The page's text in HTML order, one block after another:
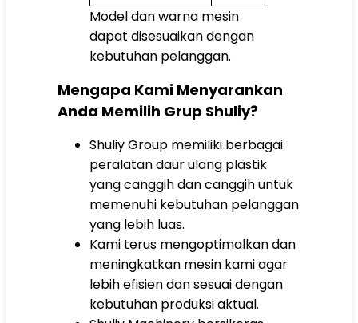
Model dan warna mesin
dapat disesuaikan dengan
kebutuhan pelanggan.
Mengapa Kami Menyarankan
Anda Memilih Grup Shuliy?
Shuliy Group memiliki berbagai
peralatan daur ulang plastik
yang canggih dan canggih untuk
memenuhi kebutuhan pelanggan
yang lebih luas.
Kami terus mengoptimalkan dan
meningkatkan mesin kami agar
lebih efisien dan sesuai dengan
kebutuhan produksi aktual.